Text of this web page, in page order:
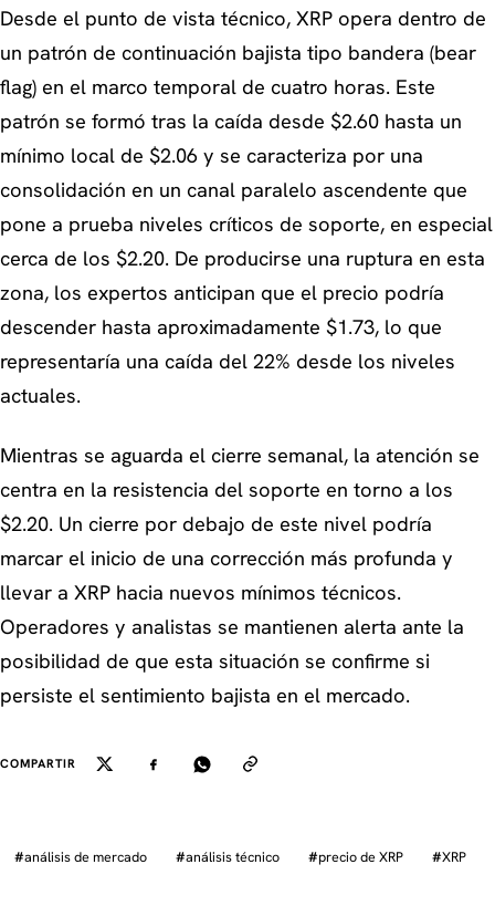
Desde el punto de vista técnico, XRP opera dentro de
un patrón de continuación bajista tipo bandera (bear
flag) en el marco temporal de cuatro horas. Este
patrón se formó tras la caída desde $2.60 hasta un
mínimo local de $2.06 y se caracteriza por una
consolidación en un canal paralelo ascendente que
pone a prueba niveles críticos de soporte, en especial
cerca de los $2.20. De producirse una ruptura en esta
zona, los expertos anticipan que el precio podría
descender hasta aproximadamente $1.73, lo que
representaría una caída del 22% desde los niveles
actuales.
Mientras se aguarda el cierre semanal, la atención se
centra en la resistencia del soporte en torno a los
$2.20. Un cierre por debajo de este nivel podría
marcar el inicio de una corrección más profunda y
llevar a XRP hacia nuevos mínimos técnicos.
Operadores y analistas se mantienen alerta ante la
posibilidad de que esta situación se confirme si
persiste el sentimiento bajista en el mercado.
COMPARTIR
#análisis de mercado #análisis técnico #precio de XRP #XRP